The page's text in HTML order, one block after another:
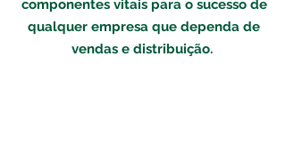
componentes vitais para o sucesso de
qualquer empresa que dependa de
vendas e distribuição.